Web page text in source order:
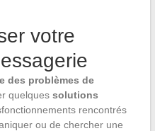
votre
des problèmes de
quelques solutions
rencontrés
ou de chercher une